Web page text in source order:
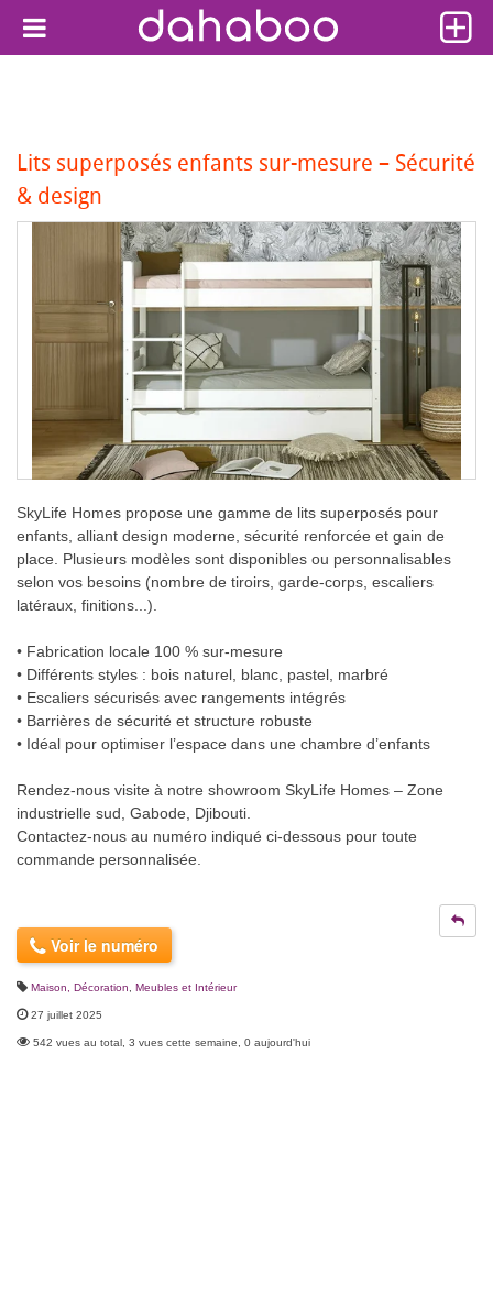
Lits superposés enfants sur-mesure – Sécurité
& design
SkyLife Homes propose une gamme de lits superposés pour
enfants, alliant design moderne, sécurité renforcée et gain de
place. Plusieurs modèles sont disponibles ou personnalisables
selon vos besoins (nombre de tiroirs, garde-corps, escaliers
latéraux, finitions...).
• Fabrication locale 100 % sur-mesure
• Différents styles : bois naturel, blanc, pastel, marbré
• Escaliers sécurisés avec rangements intégrés
• Barrières de sécurité et structure robuste
• Idéal pour optimiser l’espace dans une chambre d’enfants
Rendez-nous visite à notre showroom SkyLife Homes – Zone
industrielle sud, Gabode, Djibouti.
Contactez-nous au numéro indiqué ci-dessous pour toute
commande personnalisée.
Voir le numéro
Maison, Décoration Meubles et Intérieur
27 juillet 2025
542 vues au total, 3 vues cette semaine, 0 aujourd'hui